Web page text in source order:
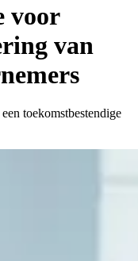
voor
van
toekomstbestendige